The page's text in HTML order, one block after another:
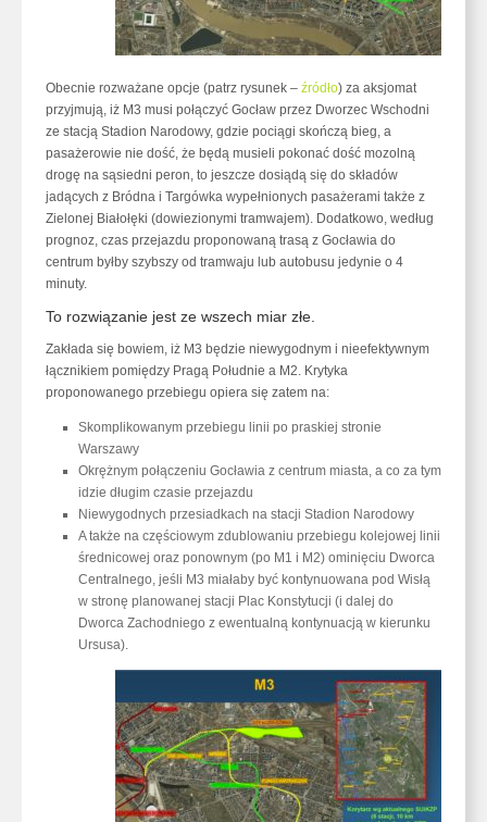
Obecnie rozważane opcje (patrz rysunek – źródło) za aksjomat
przyjmują, iż M3 musi połączyć Gocław przez Dworzec Wschodni
ze stacją Stadion Narodowy, gdzie pociągi skończą bieg, a
pasażerowie nie dość, że będą musieli pokonać dość mozolną
drogę na sąsiedni peron, to jeszcze dosiądą się do składów
jadących z Bródna i Targówka wypełnionych pasażerami także z
Zielonej Białołęki (dowiezionymi tramwajem). Dodatkowo, według
prognoz, czas przejazdu proponowaną trasą z Gocławia do
centrum byłby szybszy od tramwaju lub autobusu jedynie o 4
minuty.
To rozwiązanie jest ze wszech miar złe.
Zakłada się bowiem, iż M3 będzie niewygodnym i nieefektywnym
łącznikiem pomiędzy Pragą Południe a M2. Krytyka
proponowanego przebiegu opiera się zatem na:
Skomplikowanym przebiegu linii po praskiej stronie
Warszawy
Okrężnym połączeniu Gocławia z centrum miasta, a co za tym
idzie długim czasie przejazdu
Niewygodnych przesiadkach na stacji Stadion Narodowy
A także na częściowym zdublowaniu przebiegu kolejowej linii
średnicowej oraz ponownym (po M1 i M2) ominięciu Dworca
Centralnego, jeśli M3 miałaby być kontynuowana pod Wisłą
w stronę planowanej stacji Plac Konstytucji (i dalej do
Dworca Zachodniego z ewentualną kontynuacją w kierunku
Ursusa).